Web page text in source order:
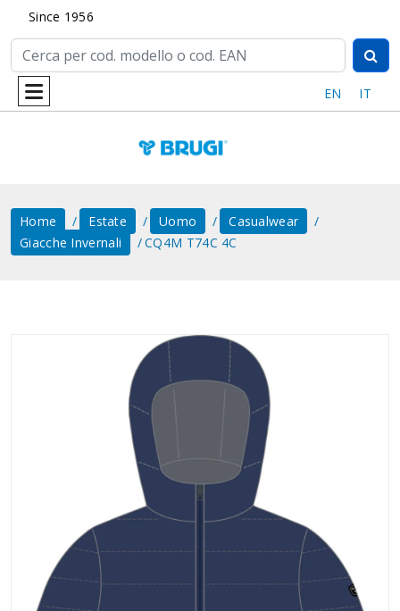
Since 1956
EN IT
Home Estate Uomo
Casualwear
Giacche Invernali
CQ4M T74C 4C